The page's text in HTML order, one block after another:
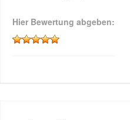
Hier Bewertung abgeben: